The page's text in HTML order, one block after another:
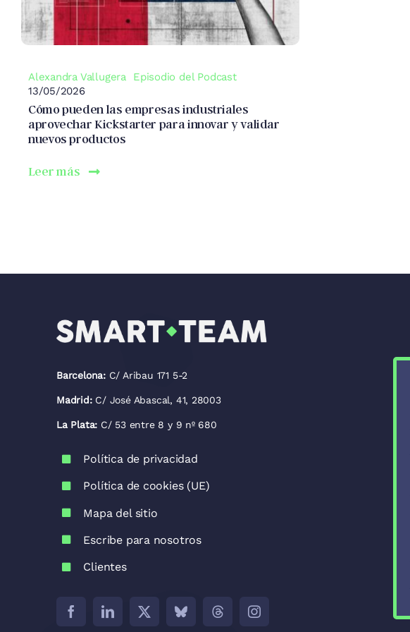
Alexandra Vallugera
Episodio del Podcast
13/05/2026
Cómo pueden las empresas industriales
aprovechar Kickstarter para innovar y validar
nuevos productos
Leer más
Barcelona: C/ Aribau 171 5-2
Madrid:C/ José Abascal, 41, 28003
La Plata: C/ 53 entre 8 y 9 nº 680
Política de privacidad
Política de cookies (UE)
Mapa del sitio
Escribe para nosotros
Clientes